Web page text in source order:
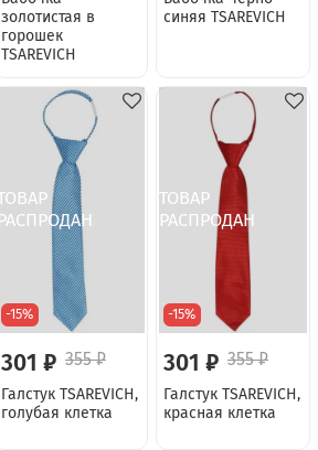
золотистая в
горошек
TSAREVICH
синяя TSAREVICH
-15%
301 ₽ 355 ₽
Галстук TSAREVICH,
голубая клетка
-15%
301 ₽ 355 ₽
Галстук TSAREVICH,
красная клетка